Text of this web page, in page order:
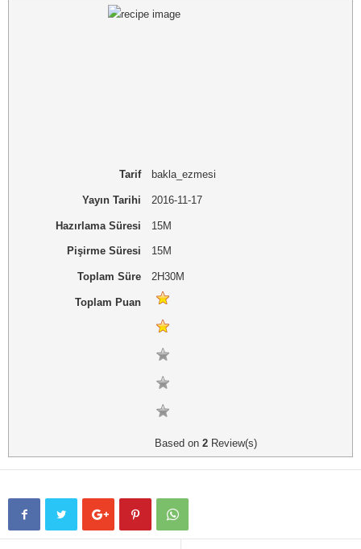
Tarif bakla_ezmesi
Yayın Tarihi 2016-11-17
Hazırlama Süresi 15M
Pişirme Süresi 15M
Toplam Süre 2H30M
Toplam Puan
Based on 2 Review(s)